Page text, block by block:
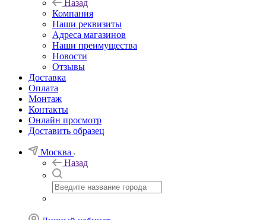
Назад
Компания
Наши реквизиты
Адреса магазинов
Наши преимущества
Новости
Отзывы
Доставка
Оплата
Монтаж
Контакты
Онлайн просмотр
Доставить образец
Москва
Назад